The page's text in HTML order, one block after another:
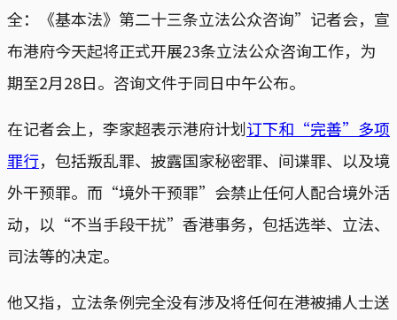
全：《基本法》第二十三条立法公众咨询”记者会，宣
布港府今天起将正式开展23条立法公众咨询工作，为
期至2月28日。咨询文件于同日中午公布。
在记者会上，李家超表示港府计划订下和“完善”多项
罪行，包括叛乱罪、披露国家秘密罪、间谍罪、以及境
外干预罪。而“境外干预罪”会禁止任何人配合境外活
动，以“不当手段干扰”香港事务，包括选举、立法、
司法等的决定。
他又指，立法条例完全没有涉及将任何在港被捕人士送